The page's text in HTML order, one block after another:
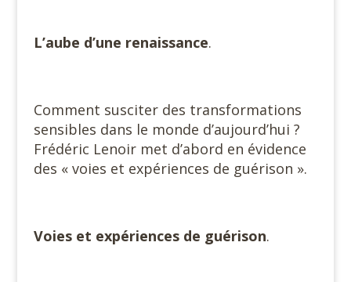
L’aube d’une renaissance.
Comment susciter des transformations
sensibles dans le monde d’aujourd’hui ?
Frédéric Lenoir met d’abord en évidence
des « voies et expériences de guérison ».
Voies et expériences de guérison.